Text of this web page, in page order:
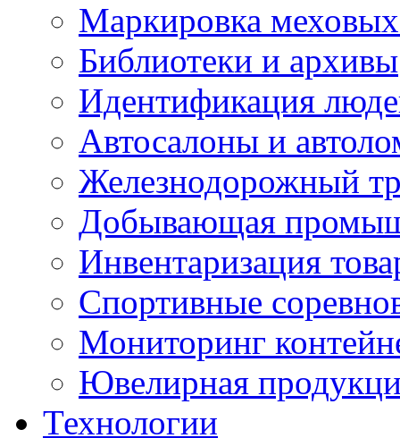
Маркировка
Библиотеки и архивы
Идентификация
Автосалоны и
Железнодорожный
Добывающая
Инвентаризация
Спортивные
Мониторинг
Ювелирная
Технологии